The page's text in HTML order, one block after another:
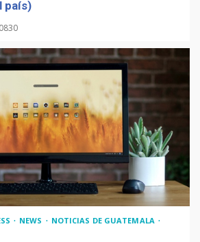
país)
NEWS
NOTICIAS DE GUATEMALA